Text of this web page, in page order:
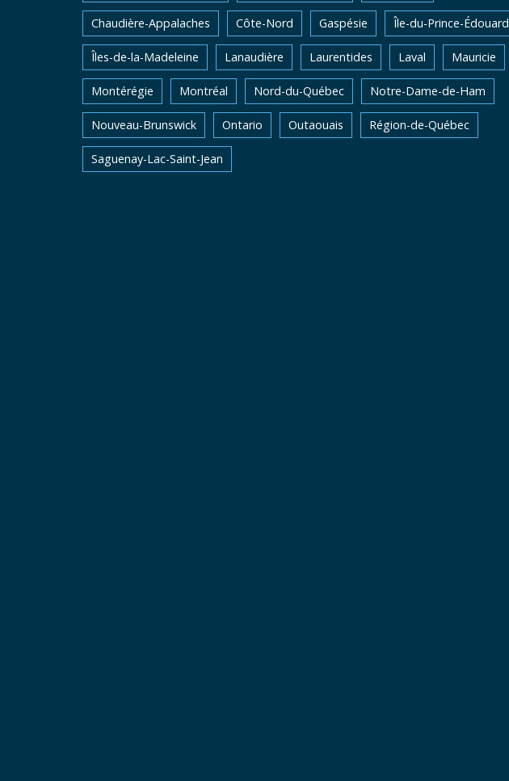
Chaudière-Appalaches Côte-Nord Gaspésie Île-du-Prince-Édouard
Îles-de-la-Madeleine Lanaudière Laurentides Laval Mauricie
Montérégie Montréal Nord-du-Québec Notre-Dame-de-Ham
Nouveau-Brunswick Ontario Outaouais Région-de-Québec
Saguenay-Lac-Saint-Jean